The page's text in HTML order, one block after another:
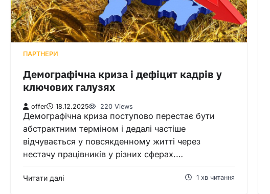
ПАРТНЕРИ
Демографічна криза і дефіцит кадрів у
ключових галузях
offer 18.12.2025 220 Views
Демографічна криза поступово перестає бути
абстрактним терміном і дедалі частіше
відчувається у повсякденному житті через
нестачу працівників у різних сферах.…
Читати далі 1 хв читання